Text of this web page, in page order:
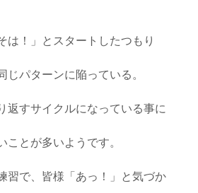
は！」とスタートしたつもり
じパターンに陥っている。
返すサイクルになっている事に
ことが多いようです。
習で、皆様「あっ！」と気づか